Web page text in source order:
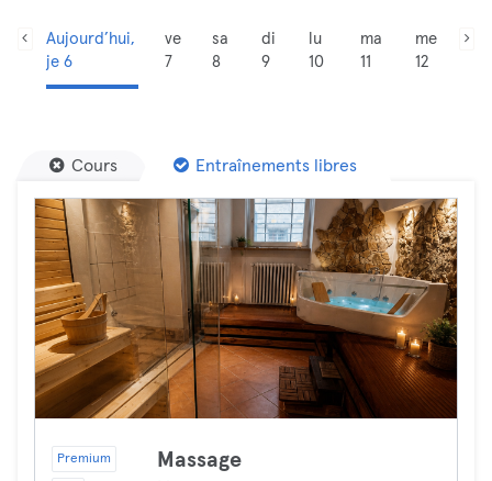
Aujourd’hui,
je 6
ve
7
sa
8
di
9
lu
10
ma
11
me
12
Cours Entraînements libres
Premium Massage